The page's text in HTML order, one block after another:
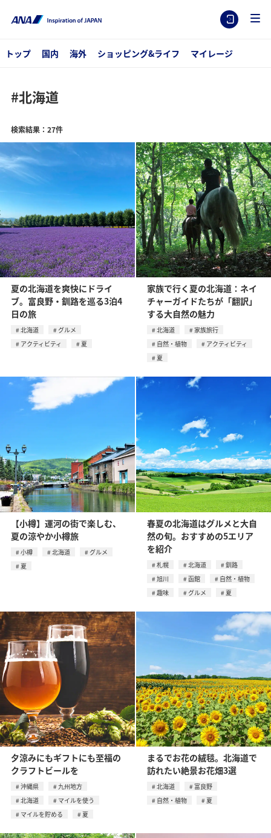
トップ 国内 海外 ショッピング&ライフ マイレージ
#北海道
検索結果：27件
夏の北海道を爽快にドライ
ブ。富良野・釧路を巡る3泊4
日の旅
北海道
グルメ
アクティビティ
夏
家族で行く夏の北海道：ネイ
チャーガイドたちが「翻訳」
する大自然の魅力
北海道
家族旅行
自然・植物
アクティビティ
夏
【小樽】運河の街で楽しむ、
夏の涼やか小樽旅
小樽 北海道
グルメ
夏
春夏の北海道はグルメと大自
然の旬。おすすめの5エリア
を紹介
札幌 北海道
釧路
旭川
函館
自然・植物
趣味
グルメ 夏
夕涼みにもギフトにも至福の
クラフトビールを
沖縄県
九州地方
北海道
マイルを使う
マイルを貯める
夏
まるでお花の絨毯。北海道で
訪れたい絶景お花畑3選
北海道
富良野
自然・植物
夏